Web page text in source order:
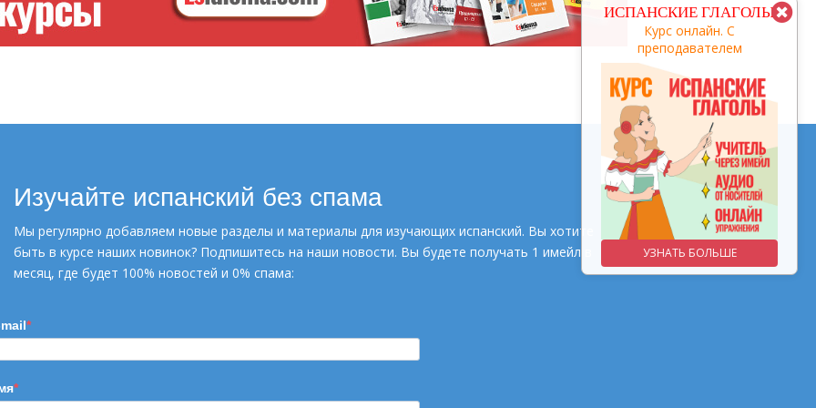
ИСПАНСКИЕ ГЛАГОЛЫ
преподавателем
УЗНАТЬ БОЛЬШЕ
КУРС С
ПРЕПОДАВАТЕЛЕМ
заговори за 3 месяца
УЗНАТЬ БОЛЬШЕ
ИСПАНСКИЕ ГЛАГОЛЫ
Курс онлайн. С
преподавателем
УЗНАТЬ БОЛЬШЕ
Изучайте испанский без спама
Мы регулярно добавляем новые разделы и материалы для изучающих испанский. Вы хотите
быть в курсе наших новинок? Подпишитесь на наши новости. Вы будете получать 1 имейл в
месяц, где будет 100% новостей и 0% спама: